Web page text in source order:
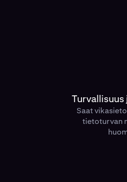
Saat
tietoturvan